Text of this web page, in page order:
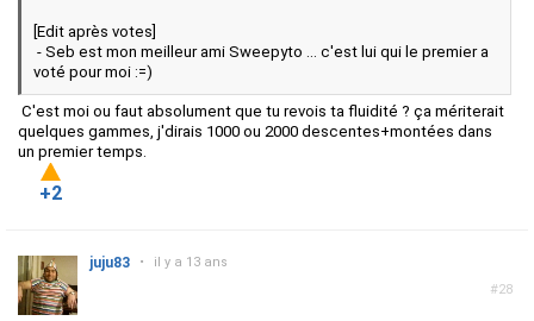
[Edit après votes]
- Seb est mon meilleur ami Sweepyto ... c'est lui qui le premier a
voté pour moi :=)
C'est moi ou faut absolument que tu revois ta fluidité ? ça mériterait
quelques gammes, j'dirais 1000 ou 2000 descentes+montées dans
un premier temps.
+2
#28
juju83 • il y a 13 ans